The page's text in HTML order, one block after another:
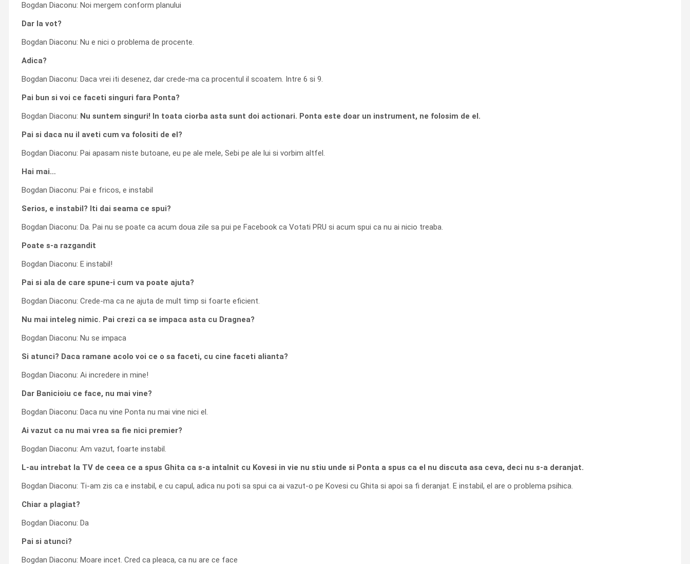
Bogdan Diaconu: Noi mergem conform planului
Dar la vot?
Bogdan Diaconu: Nu e nici o problema de procente.
Adica?
Bogdan Diaconu: Daca vrei iti desenez, dar crede-ma ca procentul il scoatem. Intre 6 si 9.
Pai bun si voi ce faceti singuri fara Ponta?
Bogdan Diaconu: Nu suntem singuri! In toata ciorba asta sunt doi actionari. Ponta este doar un instrument, ne folosim de el.
Pai si daca nu il aveti cum va folositi de el?
Bogdan Diaconu: Pai apasam niste butoane, eu pe ale mele, Sebi pe ale lui si vorbim altfel.
Hai mai…
Bogdan Diaconu: Pai e fricos, e instabil
Serios, e instabil? Iti dai seama ce spui?
Bogdan Diaconu: Da. Pai nu se poate ca acum doua zile sa pui pe Facebook ca Votati PRU si acum spui ca nu ai nicio treaba.
Poate s-a razgandit
Bogdan Diaconu: E instabil!
Pai si ala de care spune-i cum va poate ajuta?
Bogdan Diaconu: Crede-ma ca ne ajuta de mult timp si foarte eficient.
Nu mai inteleg nimic. Pai crezi ca se impaca asta cu Dragnea?
Bogdan Diaconu: Nu se impaca
Si atunci? Daca ramane acolo voi ce o sa faceti, cu cine faceti alianta?
Bogdan Diaconu: Ai incredere in mine!
Dar Banicioiu ce face, nu mai vine?
Bogdan Diaconu: Daca nu vine Ponta nu mai vine nici el.
Ai vazut ca nu mai vrea sa fie nici premier?
Bogdan Diaconu: Am vazut, foarte instabil.
L-au intrebat la TV de ceea ce a spus Ghita ca s-a intalnit cu Kovesi in vie nu stiu unde si Ponta a spus ca el nu discuta asa ceva, deci nu s-a deranjat.
Bogdan Diaconu: Ti-am zis ca e instabil, e cu capul, adica nu poti sa spui ca ai vazut-o pe Kovesi cu Ghita si apoi sa fi deranjat. E instabil, el are o problema psihica.
Chiar a plagiat?
Bogdan Diaconu: Da
Pai si atunci?
Bogdan Diaconu: Moare incet. Cred ca pleaca, ca nu are ce face